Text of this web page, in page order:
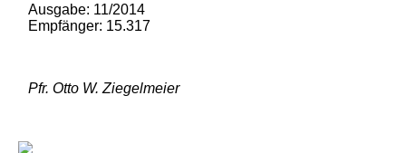
Ausgabe: 11/2014
Empfänger: 15.317
Pfr. Otto W. Ziegelmeier